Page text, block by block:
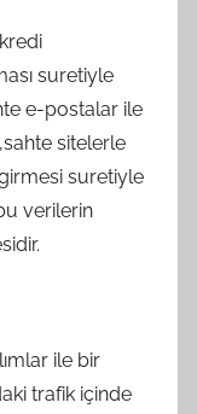
suretiyle
e-postalar ile
sitelerle
suretiyle
verilerin
ile bir
trafik içinde